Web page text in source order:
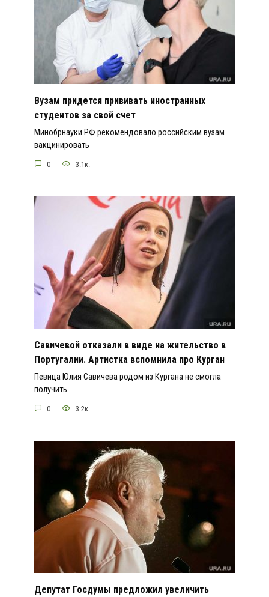
Вузам придется прививать иностранных
студентов за свой счет
Минобрнауки РФ рекомендовало российским вузам
вакцинировать
0 3.1к.
Савичевой отказали в виде на жительство в
Португалии. Артистка вспомнила про Курган
Певица Юлия Савичева родом из Кургана не смогла
получить
0 3.2к.
Депутат Госдумы предложил увеличить